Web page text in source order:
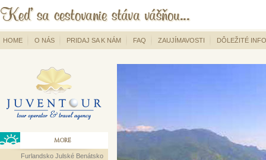
HOME O NÁS PRIDAJ SA K NÁM FAQ ZAUJÍMAVOSTI DÔLEŽITÉ
MORE
Furlandsko Julské Benátsko